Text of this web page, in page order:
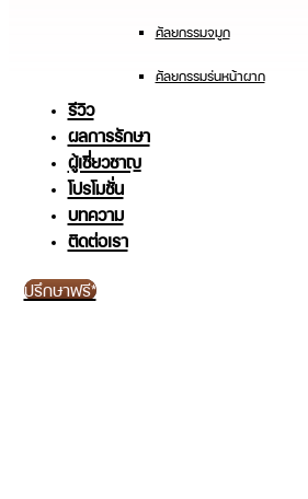
ศัลยกรรมจมูก
ศัลยกรรมร่นหน้าผาก
รีวิว
ผลการรักษา
ผู้เชี่ยวชาญ
โปรโมชั่น
บทความ
ติดต่อเรา
ปรึกษาฟรี*